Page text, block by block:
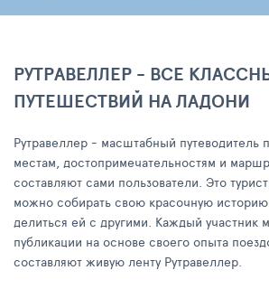
РУТРАВЕЛЛЕР - ВСЕ
ПУТЕШЕСТВИЙ НА ЛАДОНИ
Рутравеллер - масштабный путеводитель
местам, достопримечательностям и
составляют сами пользователи. Это
можно собирать свою красочную
делиться ей с другими. Каждый участник
публикации на основе своего опыта
составляют живую ленту Рутравеллер.